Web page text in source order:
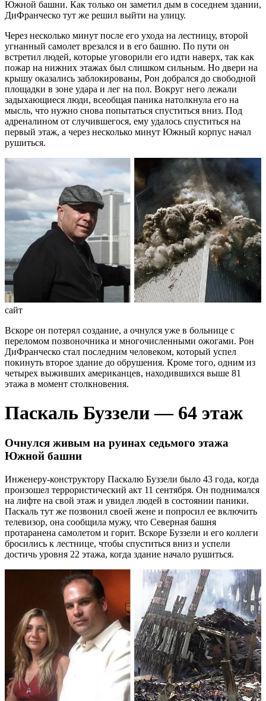
Южной башни. Как только он заметил дым в соседнем здании,
ДиФранческо тут же решил выйти на улицу.
Через несколько минут после его ухода на лестницу, второй
угнанный самолет врезался и в его башню. По пути он
встретил людей, которые уговорили его идти наверх, так как
пожар на нижних этажах был слишком сильным. Но двери на
крышу оказались заблокированы, Рон добрался до свободной
площадки в зоне удара и лег на пол. Вокруг него лежали
задыхающиеся люди, всеобщая паника натолкнула его на
мысль, что нужно снова попытаться спуститься вниз. Под
адреналином от случившегося, ему удалось спуститься на
первый этаж, а через несколько минут Южный корпус начал
рушиться.
сайт
Вскоре он потерял создание, а очнулся уже в больнице с
переломом позвоночника и многочисленными ожогами. Рон
ДиФранческо стал последним человеком, который успел
покинуть второе здание до обрушения. Кроме того, одним из
четырех выживших американцев, находившихся выше 81
этажа в момент столкновения.
Паскаль Буззели — 64 этаж
Очнулся живым на руинах седьмого этажа
Южной башни
Инженеру-конструктору Паскалю Буззели было 43 года, когда
произошел террористический акт 11 сентября. Он поднимался
на лифте на свой этаж и увидел людей в состоянии паники.
Паскаль тут же позвонил своей жене и попросил ее включить
телевизор, она сообщила мужу, что Северная башня
протаранена самолетом и горит. Вскоре Буззели и его коллеги
бросились к лестнице, чтобы спуститься вниз и успели
достичь уровня 22 этажа, когда здание начало рушиться.